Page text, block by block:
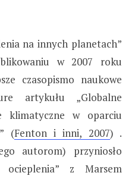
na innych planetach”
w 2007 roku
czasopismo naukowe
artykułu „Globalne
klimatyczne w oparciu
(Fenton i inni, 2007) .
autorom) przyniosło
ocieplenia” z Marsem